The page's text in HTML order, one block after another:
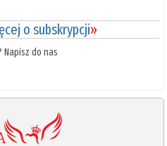
o subskrypcji»
do nas